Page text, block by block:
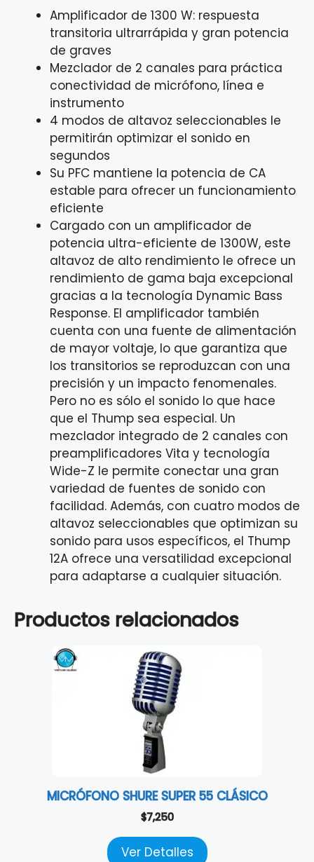
Amplificador de 1300 W: respuesta
transitoria ultrarrápida y gran potencia
de graves
Mezclador de 2 canales para práctica
conectividad de micrófono, línea e
instrumento
4 modos de altavoz seleccionables le
permitirán optimizar el sonido en
segundos
Su PFC mantiene la potencia de CA
estable para ofrecer un funcionamiento
eficiente
Cargado con un amplificador de
potencia ultra-eficiente de 1300W, este
altavoz de alto rendimiento le ofrece un
rendimiento de gama baja excepcional
gracias a la tecnología Dynamic Bass
Response. El amplificador también
cuenta con una fuente de alimentación
de mayor voltaje, lo que garantiza que
los transitorios se reproduzcan con una
precisión y un impacto fenomenales.
Pero no es sólo el sonido lo que hace
que el Thump sea especial. Un
mezclador integrado de 2 canales con
preamplificadores Vita y tecnología
Wide-Z le permite conectar una gran
variedad de fuentes de sonido con
facilidad. Además, con cuatro modos de
altavoz seleccionables que optimizan su
sonido para usos específicos, el Thump
12A ofrece una versatilidad excepcional
para adaptarse a cualquier situación.
Productos relacionados
MICRÓFONO SHURE SUPER 55 CLÁSICO
$7,250
Ver Detalles